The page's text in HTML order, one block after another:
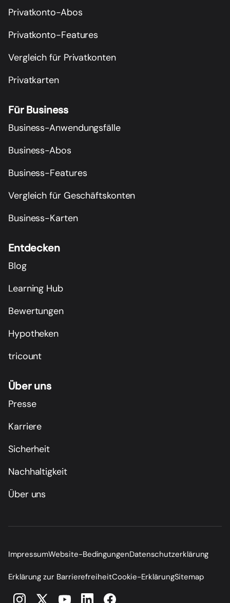
Privatkonto-Abos
Privatkonto-Features
Vergleich für Privatkonten
Privatkarten
Für Business
Business-Anwendungsfälle
Business-Abos
Business-Features
Vergleich für Geschäftskonten
Business-Karten
Entdecken
Blog
Learning Hub
Bewertungen
Hypotheken
tricount
Über uns
Presse
Karriere
Sicherheit
Nachhaltigkeit
Über uns
ImpressumWebsite-BedingungenDatenschutzerklärung
Erklärung zur BarrierefreiheitCookie-ErklärungSitemap